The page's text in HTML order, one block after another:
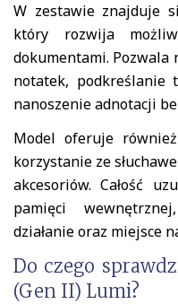
W zestawie znajduje
który rozwija
dokumentami. Pozwala
notatek, podkreślanie
nanoszenie adnotacji
Model oferuje
korzystanie ze
akcesoriów. Całość
pamięci
działanie oraz miejsce
Do czego
(Gen II) Lumi?